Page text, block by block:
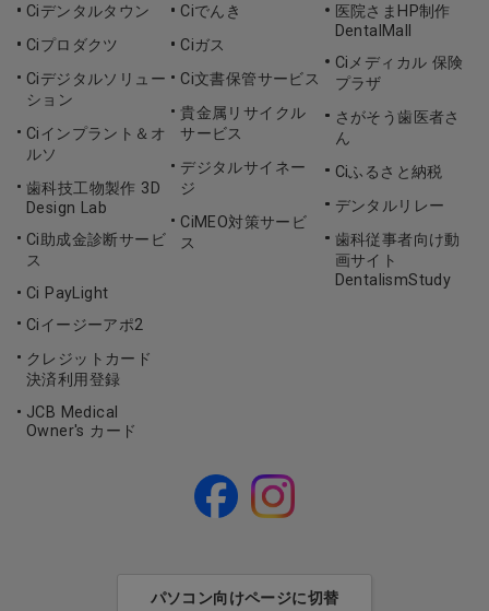
Ciデンタルタウン
Ciプロダクツ
Ciデジタルソリュー
ション
Ciインプラント＆オ
ルソ
歯科技工物製作 3D
Design Lab
Ci助成金診断サービ
ス
Ci PayLight
Ciイージーアポ2
クレジットカード
決済利用登録
JCB Medical
Owner's カード
Ciでんき
Ciガス
Ci文書保管サービス
貴金属リサイクル
サービス
デジタルサイネー
ジ
CiMEO対策サービ
ス
医院さまHP制作
DentalMall
Ciメディカル 保険
プラザ
さがそう歯医者さ
ん
Ciふるさと納税
デンタルリレー
歯科従事者向け動
画サイト
DentalismStudy
パソコン向けページに切替